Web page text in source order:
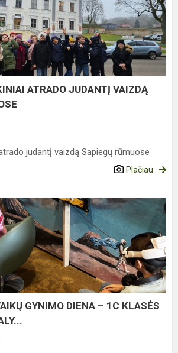
ATRADO JUDANTĮ VAIZDĄ
judantį vaizdą Sapiegų rūmuose
Plačiau
GYNIMO DIENA – 1C KLASĖS